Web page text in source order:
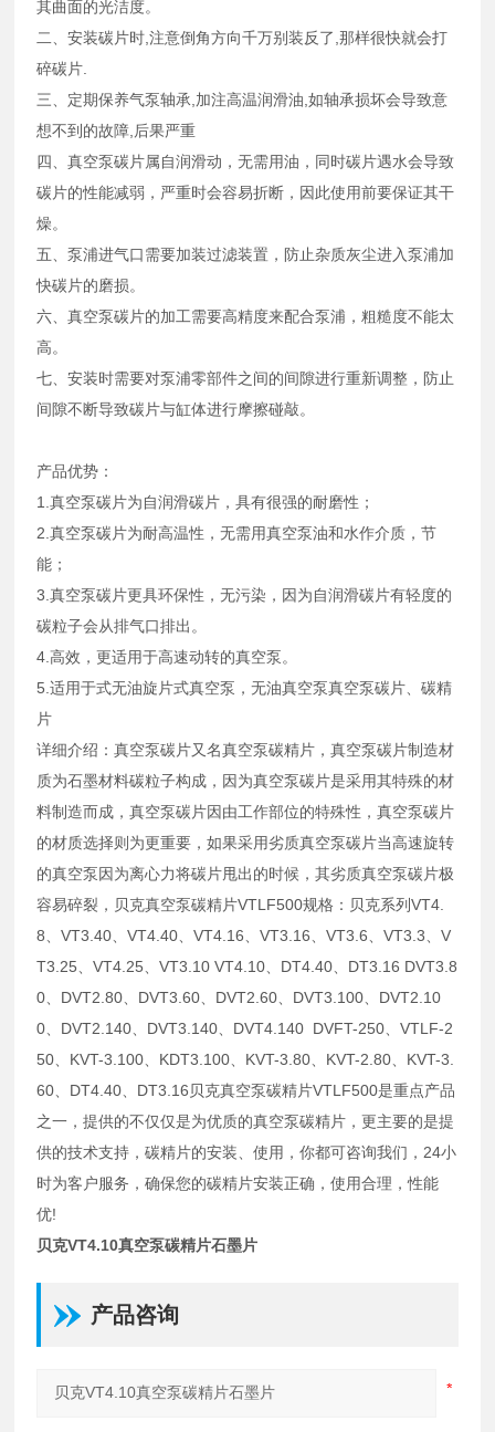
其曲面的光洁度。
二、安装碳片时,注意倒角方向千万别装反了,那样很快就会打
碎碳片.
三、定期保养气泵轴承,加注高温润滑油,如轴承损坏会导致意
想不到的故障,后果严重
四、真空泵碳片属自润滑动，无需用油，同时碳片遇水会导致
碳片的性能减弱，严重时会容易折断，因此使用前要保证其干
燥。
五、泵浦进气口需要加装过滤装置，防止杂质灰尘进入泵浦加
快碳片的磨损。
六、真空泵碳片的加工需要高精度来配合泵浦，粗糙度不能太
高。
七、安装时需要对泵浦零部件之间的间隙进行重新调整，防止
间隙不断导致碳片与缸体进行摩擦碰敲。
产品优势：
1.真空泵碳片为自润滑碳片，具有很强的耐磨性；
2.真空泵碳片为耐高温性，无需用真空泵油和水作介质，节
能；
3.真空泵碳片更具环保性，无污染，因为自润滑碳片有轻度的
碳粒子会从排气口排出。
4.高效，更适用于高速动转的真空泵。
5.适用于式无油旋片式真空泵，无油真空泵真空泵碳片、碳精
片
详细介绍：真空泵碳片又名真空泵碳精片，真空泵碳片制造材
质为石墨材料碳粒子构成，因为真空泵碳片是采用其特殊的材
料制造而成，真空泵碳片因由工作部位的特殊性，真空泵碳片
的材质选择则为更重要，如果采用劣质真空泵碳片当高速旋转
的真空泵因为离心力将碳片甩出的时候，其劣质真空泵碳片极
容易碎裂，贝克真空泵碳精片VTLF500规格：贝克系列VT4.
8、VT3.40、VT4.40、VT4.16、VT3.16、VT3.6、VT3.3、V
T3.25、VT4.25、VT3.10 VT4.10、DT4.40、DT3.16 DVT3.8
0、DVT2.80、DVT3.60、DVT2.60、DVT3.100、DVT2.10
0、DVT2.140、DVT3.140、DVT4.140 DVFT-250、VTLF-2
50、KVT-3.100、KDT3.100、KVT-3.80、KVT-2.80、KVT-3.
60、DT4.40、DT3.16贝克真空泵碳精片VTLF500是重点产品
之一，提供的不仅仅是为优质的真空泵碳精片，更主要的是提
供的技术支持，碳精片的安装、使用，你都可咨询我们，24小
时为客户服务，确保您的碳精片安装正确，使用合理，性能
优!
贝克VT4.10真空泵碳精片石墨片
产品咨询